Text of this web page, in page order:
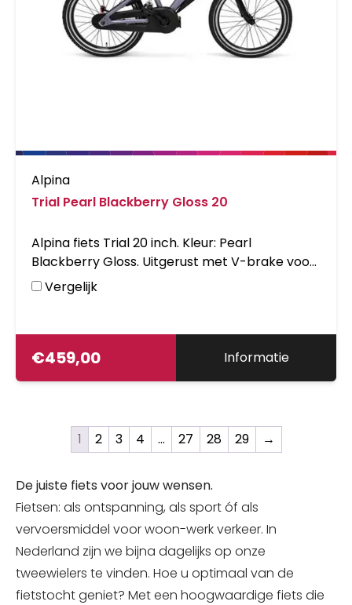
Alpina
Trial Pearl Blackberry Gloss 20
Alpina fiets Trial 20 inch. Kleur: Pearl
Blackberry Gloss. Uitgerust met V-brake voor
en een achter en met aluminium frame.
Inclusief slot, verlichting en zijstandaard.
Vergelijk
€459,00 Informatie
1 2 3 4 … 27 28 29 →
De juiste fiets voor jouw wensen.
Fietsen: als ontspanning, als sport óf als
vervoersmiddel voor woon-werk verkeer. In
Nederland zijn we bijna dagelijks op onze
tweewielers te vinden. Hoe u optimaal van de
fietstocht geniet? Met een hoogwaardige fiets die